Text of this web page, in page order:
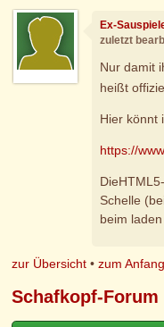
Ex-
zuletzt
Nur damit
heißt
Hier könnt
https://
Schelle
beim
zur Übersicht •zum
Schafkopf-Forum